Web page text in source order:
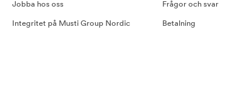
Jobba hos oss
Integritet på Musti Group Nordic
Frågor och svar
Betalning